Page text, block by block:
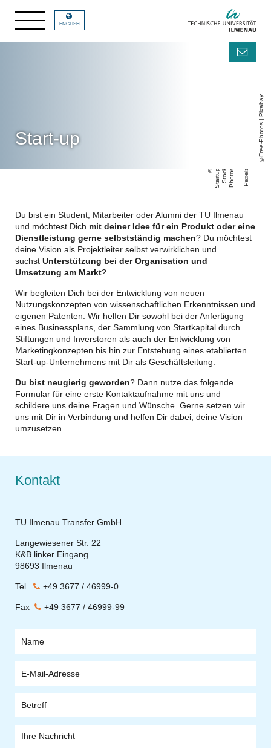
Free-Photos | Pixabay
ENGLISH
Start-up
S
t
a
r
t
u
p
S
t
o
c
k
P
h
o
t
o
s |
P
e
x
el s
Du bist ein Student, Mitarbeiter oder Alumni der TU Ilmenau
und möchtest Dich mit deiner Idee für ein Produkt oder eine
Dienstleistung gerne selbstständig machen? Du möchtest
deine Vision als Projektleiter selbst verwirklichen und
suchst Unterstützung bei der Organisation und
Umsetzung am Markt?
Wir begleiten Dich bei der Entwicklung von neuen
Nutzungskonzepten von wissenschaftlichen Erkenntnissen und
eigenen Patenten. Wir helfen Dir sowohl bei der Anfertigung
eines Businessplans, der Sammlung von Startkapital durch
Stiftungen und Inverstoren als auch der Entwicklung von
Marketingkonzepten bis hin zur Entstehung eines etablierten
Start-up-Unternehmens mit Dir als Geschäftsleitung.
Du bist neugierig geworden? Dann nutze das folgende
Formular für eine erste Kontaktaufnahme mit uns und
schildere uns deine Fragen und Wünsche. Gerne setzen wir
uns mit Dir in Verbindung und helfen Dir dabei, deine Vision
umzusetzen.
Kontakt
TU Ilmenau Transfer GmbH
Langewiesener Str. 22
K&B linker Eingang
98693 Ilmenau
Tel. +49 3677 / 46999-0
Fax +49 3677 / 46999-99